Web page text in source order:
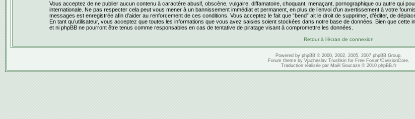
Vous acceptez de ne publier aucun contenu à caractère abusif, obscène, vulgaire, diffamatoire, choquant, menaçant, pornographique ou autre qui
internationale. Ne pas respecter cela peut vous mener à un bannissement immédiat et permanent, en plus de l’envoi d’un avertissement à votre
messages est enregistrée afin d’aider au renforcement de ces conditions. Vous acceptez le fait que “bend” ait le droit de supprimer, d’éditer, de
En tant qu’utilisateur, vous acceptez que toutes les informations que vous avez saisies soient stockées dans notre base de données. Bien que
et ni phpBB ne pourront être tenus comme responsables en cas de tentative de piratage visant à compromettre les données.
Retour à l’écran de connexion
Powered by phpBB© 2000, 2002, 2005, 2007 phpBB Group.
Forum theme by Vjacheslav Trushkinfor Free Forum/DivisionCore.
Traduction réalisée par Maël Soucaze© 2010 phpBB.fr